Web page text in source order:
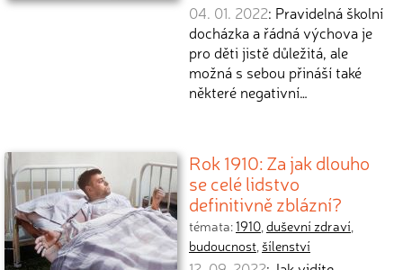
04. 01. 2022: Pravidelná školní
docházka a řádná výchova je
pro děti jistě důležitá, ale
možná s sebou přináší také
některé negativní…
Rok 1910: Za jak dlouho
se celé lidstvo
definitivně zblázní?
témata:1910,duševní zdraví,
budoucnost, šílenství